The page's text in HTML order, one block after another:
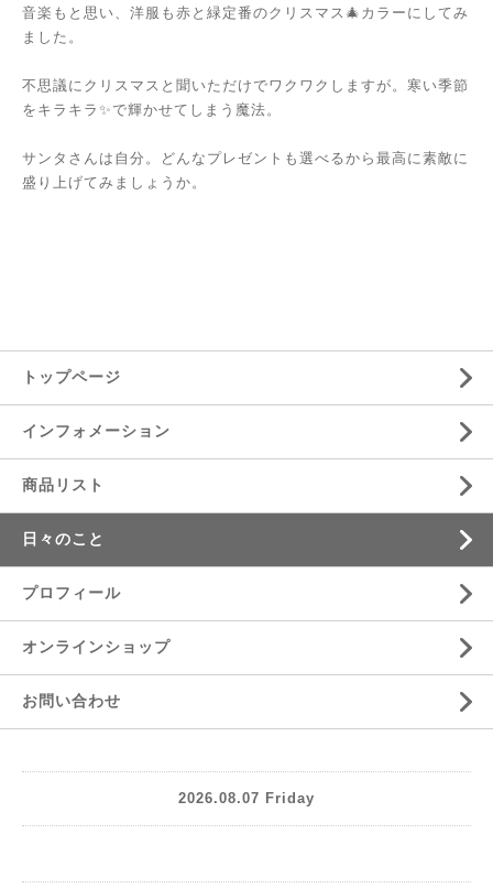
音楽もと思い、洋服も赤と緑定番のクリスマス🎄カラーにしてみ
ました。
不思議にクリスマスと聞いただけでワクワクしますが。寒い季節
をキラキラ✨で輝かせてしまう魔法。
サンタさんは自分。どんなプレゼントも選べるから最高に素敵に
盛り上げてみましょうか。
トップページ
インフォメーション
商品リスト
日々のこと
プロフィール
オンラインショップ
お問い合わせ
2026.08.07 Friday